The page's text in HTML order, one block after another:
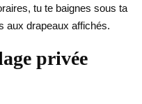
tu te baignes sous ta
aux drapeaux affichés.
privée